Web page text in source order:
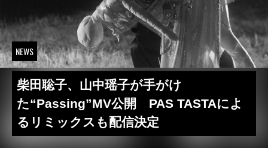
NEWS
柴田聡子、山中瑶子が手がけ
た“Passing”MV公開 PAS TASTAによ
るリミックスも配信決定